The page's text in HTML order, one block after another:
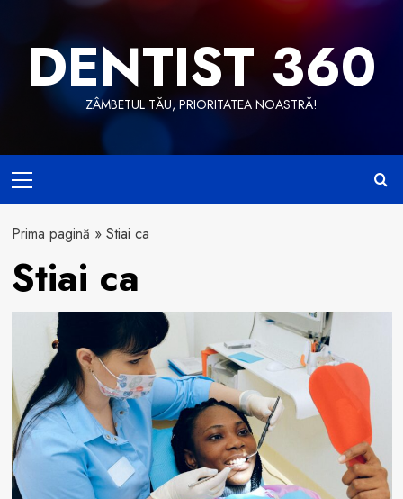
contentDENTIST 360
ZÂMBETUL TĂU, PRIORITATEA NOASTRĂ!
Menu
Prima pagină » Stiai ca
Stiai ca